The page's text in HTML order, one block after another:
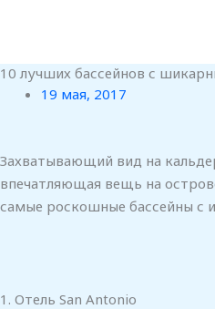
10 лучших бассейнов с
19 мая, 2017
Захватывающий вид на
впечатляющая вещь на
самые роскошные бассейны с
1. Отель San Antonio